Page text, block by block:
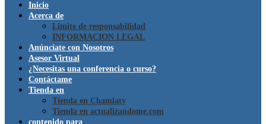
Inicio
Acerca de
Limite de responsabilidad
INFORMACION LEGAL
Anúnciate con Nosotros
Asesor Virtual
¿Necesitas una conferencia o curso?
Contáctame
Tienda en
Tienda en Chamlaty
Tienda en actualizandome.com
contenido para